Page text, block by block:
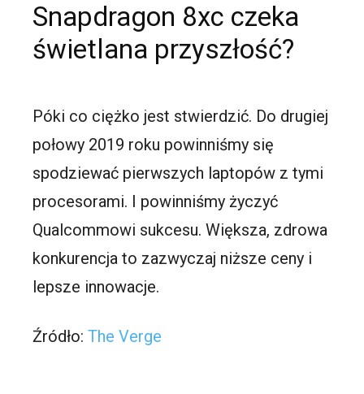
Snapdragon 8xc czeka
świetlana przyszłość?
Póki co ciężko jest stwierdzić. Do drugiej
połowy 2019 roku powinniśmy się
spodziewać pierwszych laptopów z tymi
procesorami. I powinniśmy życzyć
Qualcommowi sukcesu. Większa, zdrowa
konkurencja to zazwyczaj niższe ceny i
lepsze innowacje.
Źródło:The Verge